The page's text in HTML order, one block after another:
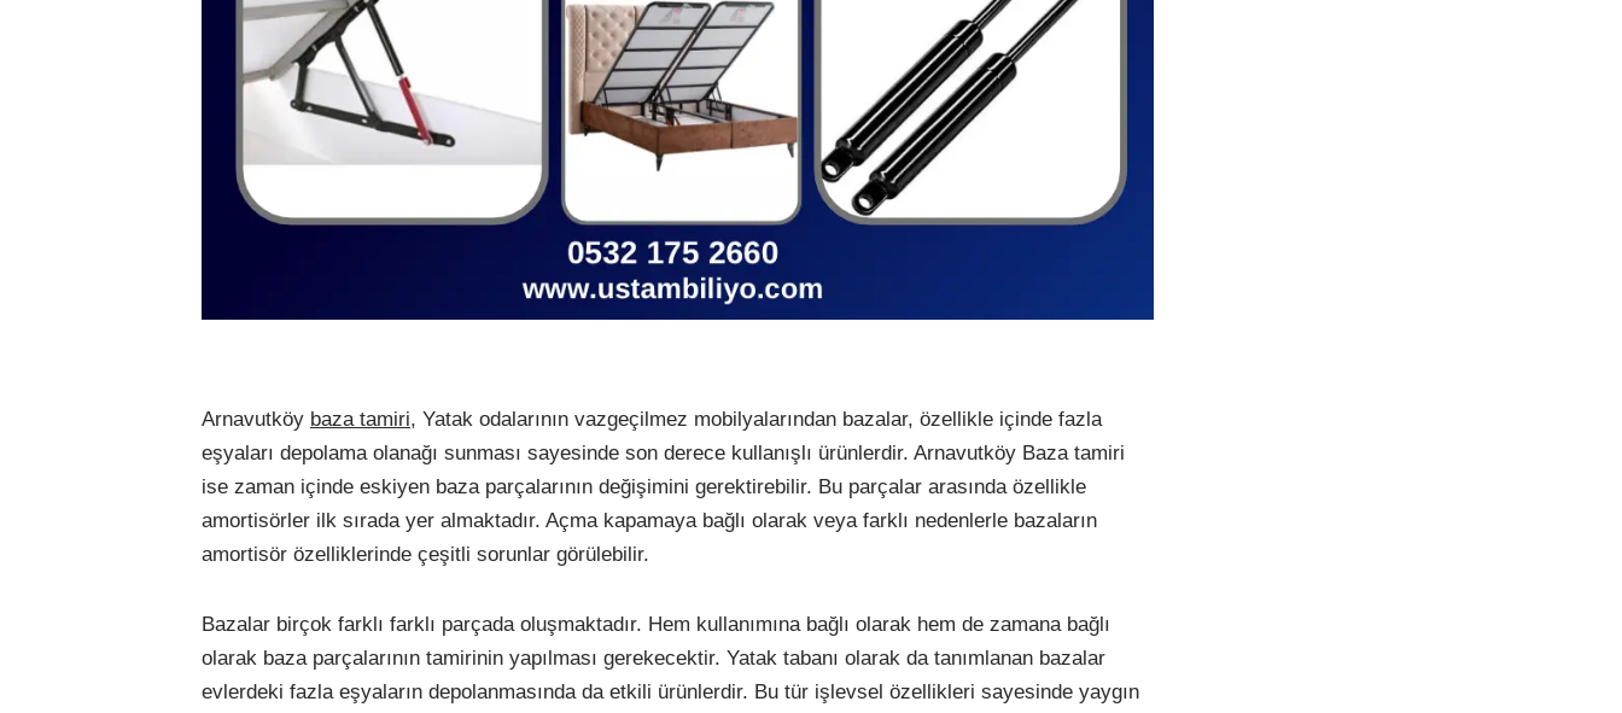
Arnavutköy baza tamiri, Yatak odalarının vazgeçilmez mobilyalarından bazalar, özellikle içinde fazla
eşyaları depolama olanağı sunması sayesinde son derece kullanışlı ürünlerdir. Arnavutköy Baza tamiri
ise zaman içinde eskiyen baza parçalarının değişimini gerektirebilir. Bu parçalar arasında özellikle
amortisörler ilk sırada yer almaktadır. Açma kapamaya bağlı olarak veya farklı nedenlerle bazaların
amortisör özelliklerinde çeşitli sorunlar görülebilir.
Bazalar birçok farklı farklı parçada oluşmaktadır. Hem kullanımına bağlı olarak hem de zamana bağlı
olarak baza parçalarının tamirinin yapılması gerekecektir. Yatak tabanı olarak da tanımlanan bazalar
evlerdeki fazla eşyaların depolanmasında da etkili ürünlerdir. Bu tür işlevsel özellikleri sayesinde yaygın